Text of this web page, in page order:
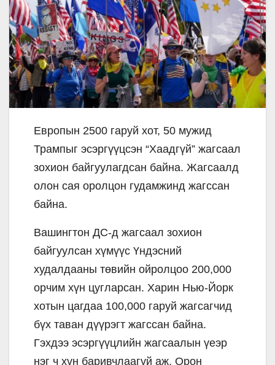
Европын 2500 гаруй хот, 50 мужид
Трампыг эсэргүүцсэн “Хаадгүй” жагсаал
зохион байгуулагдсан байна. Жагсаалд
олон сая оролцон гудамжинд жагссан
байна.
Вашингтон ДС-д жагсаал зохион
байгуулсан хүмүүс Үндэсний
худалдааны төвийн ойролцоо 200,000
орчим хүн цугларсан. Харин Нью-Йорк
хотын цагдаа 100,000 гаруй жагсагчид
бүх таван дүүрэгт жагссан байна.
Гэхдээ эсэргүүцлийн жагсаалын үеэр
нэг ч хүн баривчлаагүй аж. Орон